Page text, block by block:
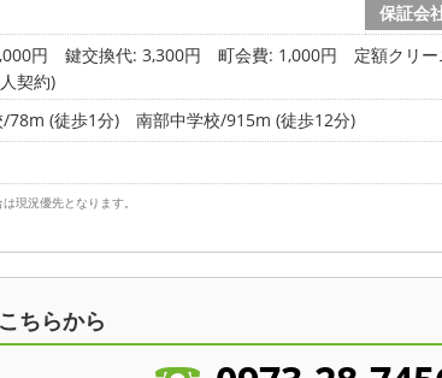
保証会
円 鍵交換代: 3,300円 町会費: 1,000円
定額クリ
契約)
78m (徒歩1分)
南部中学校/915m (徒歩12分)
現況優先となります。
こちらから